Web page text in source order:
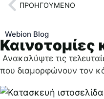
ΠΡΟΗΓΟΎΜΕΝΟ
Webion Blog
Καινοτομίες
Ανακαλύψτε τις
που διαμορφώνουν τον